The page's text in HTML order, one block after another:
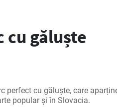
cu găluște
perfect cu găluște, care
popular și în Slovacia.